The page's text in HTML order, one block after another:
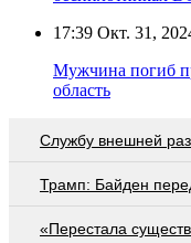
17:39 Окт. 31,
Мужчина погиб
область
Службу внешней
Трамп: Байден
«Перестала